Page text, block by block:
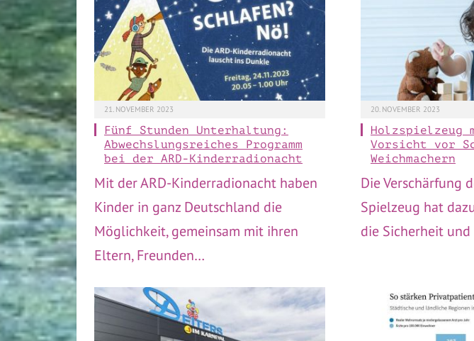
21. NOVEMBER 2023
Fünf Stunden Unterhaltung:
Abwechslungsreiches Programm
bei der ARD-Kinderradionacht
Mit der ARD-Kinderradionacht haben
Kinder in ganz Deutschland die
Möglichkeit, gemeinsam mit ihren
Eltern, Freunden…
20. NOVEMBER 2023
Holzspielzeug
Vorsicht vor
Weichmachern
Die Verschärfung
Spielzeug hat
die Sicherheit